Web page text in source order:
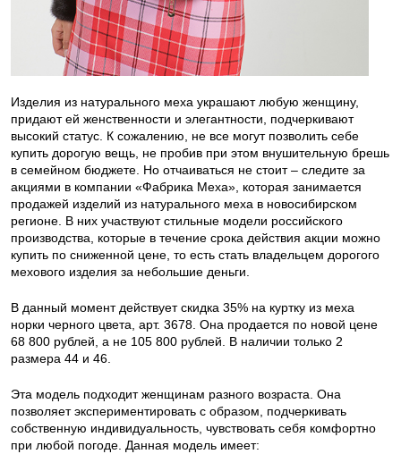
Изделия из натурального меха украшают любую женщину,
придают ей женственности и элегантности, подчеркивают
высокий статус. К сожалению, не все могут позволить себе
купить дорогую вещь, не пробив при этом внушительную брешь
в семейном бюджете. Но отчаиваться не стоит – следите за
акциями в компании «Фабрика Меха», которая занимается
продажей изделий из натурального меха в новосибирском
регионе. В них участвуют стильные модели российского
производства, которые в течение срока действия акции можно
купить по сниженной цене, то есть стать владельцем дорогого
мехового изделия за небольшие деньги.
В данный момент действует скидка 35% на куртку из меха
норки черного цвета, арт. 3678. Она продается по новой цене
68 800 рублей, а не 105 800 рублей. В наличии только 2
размера 44 и 46.
Эта модель подходит женщинам разного возраста. Она
позволяет экспериментировать с образом, подчеркивать
собственную индивидуальность, чувствовать себя комфортно
при любой погоде. Данная модель имеет: